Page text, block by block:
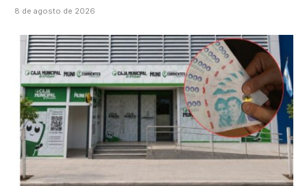
8 de agosto de 2026